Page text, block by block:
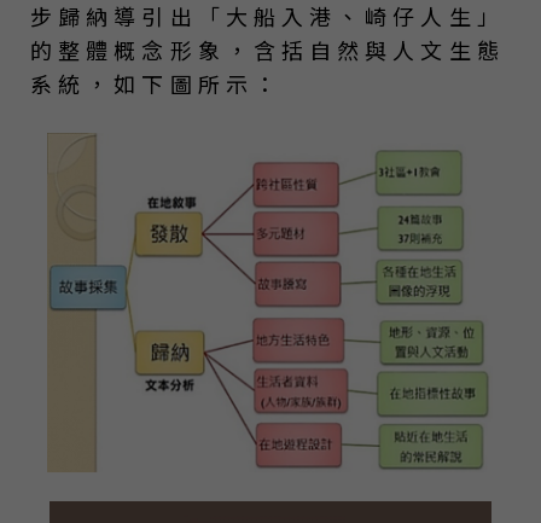
步歸納導引出「大船入港、崎仔人生」
的整體概念形象，含括自然與人文生態
系統，如下圖所示：